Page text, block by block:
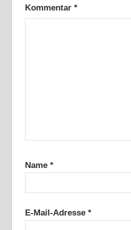
Kommentar *
Name *
E-Mail-Adresse *